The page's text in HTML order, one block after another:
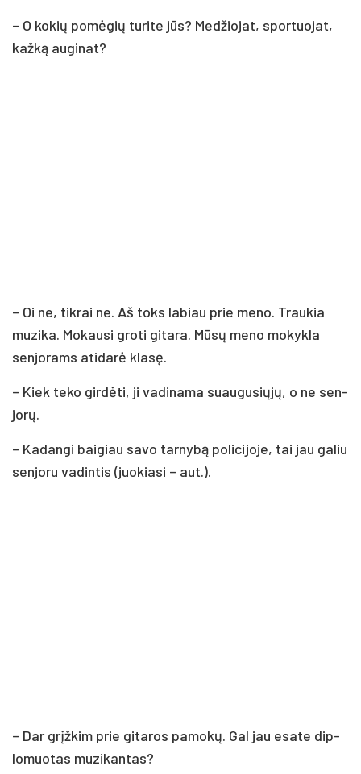
– O ko­kių po­mė­gių tu­ri­te jūs? Me­džio­jat, spor­tuo­jat,
kaž­ką au­gi­nat?
– Oi ne, tik­rai ne. Aš toks la­biau prie me­no. Trau­kia
mu­zi­ka. Mo­kau­si gro­ti gi­ta­ra. Mū­sų me­no mo­kyk­la
sen­jo­rams ati­da­rė kla­sę.
– Kiek te­ko gir­dė­ti, ji va­di­na­ma suau­gu­sių­jų, o ne sen­
jo­rų.
– Ka­dan­gi bai­giau sa­vo tar­ny­bą po­li­ci­jo­je, tai jau ga­liu
sen­jo­ru va­din­tis (juo­kia­si – aut.).
– Dar grįž­kim prie gi­ta­ros pa­mo­kų. Gal jau esa­te dip­
lo­muo­tas mu­zi­kan­tas?